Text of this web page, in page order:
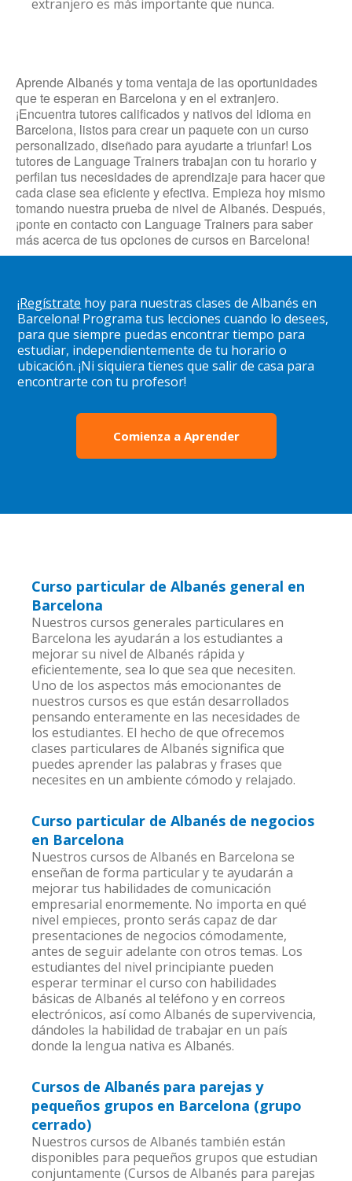
extranjero es más importante que nunca.
Aprende Albanés y toma ventaja de las oportunidades
que te esperan en Barcelona y en el extranjero.
¡Encuentra tutores calificados y nativos del idioma en
Barcelona, listos para crear un paquete con un curso
personalizado, diseñado para ayudarte a triunfar! Los
tutores de Language Trainers trabajan con tu horario y
perfilan tus necesidades de aprendizaje para hacer que
cada clase sea eficiente y efectiva. Empieza hoy mismo
tomando nuestra prueba de nivel de Albanés. Después,
¡ponte en contacto con Language Trainers para saber
más acerca de tus opciones de cursos en Barcelona!
¡Regístrate hoy para nuestras clases de Albanés en
Barcelona! Programa tus lecciones cuando lo desees,
para que siempre puedas encontrar tiempo para
estudiar, independientemente de tu horario o
ubicación. ¡Ni siquiera tienes que salir de casa para
encontrarte con tu profesor!
Comienza a Aprender
Curso particular de Albanés general en
Barcelona
Nuestros cursos generales particulares en
Barcelona les ayudarán a los estudiantes a
mejorar su nivel de Albanés rápida y
eficientemente, sea lo que sea que necesiten.
Uno de los aspectos más emocionantes de
nuestros cursos es que están desarrollados
pensando enteramente en las necesidades de
los estudiantes. El hecho de que ofrecemos
clases particulares de Albanés significa que
puedes aprender las palabras y frases que
necesites en un ambiente cómodo y relajado.
Curso particular de Albanés de negocios
en Barcelona
Nuestros cursos de Albanés en Barcelona se
enseñan de forma particular y te ayudarán a
mejorar tus habilidades de comunicación
empresarial enormemente. No importa en qué
nivel empieces, pronto serás capaz de dar
presentaciones de negocios cómodamente,
antes de seguir adelante con otros temas. Los
estudiantes del nivel principiante pueden
esperar terminar el curso con habilidades
básicas de Albanés al teléfono y en correos
electrónicos, así como Albanés de supervivencia,
dándoles la habilidad de trabajar en un país
donde la lengua nativa es Albanés.
Cursos de Albanés para parejas y
pequeños grupos en Barcelona (grupo
cerrado)
Nuestros cursos de Albanés también están
disponibles para pequeños grupos que estudian
conjuntamente (Cursos de Albanés para parejas